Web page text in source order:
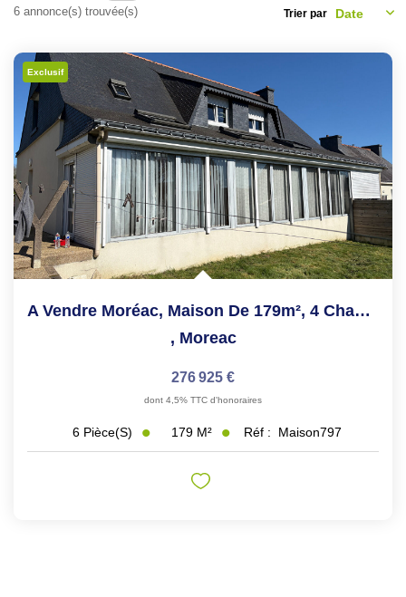
6 annonce(s) trouvée(s) Trier par
Exclusif
A Vendre Moréac, Maison De 179m², 4 Chambres, Sur Un...
, Moreac
276 925 €
dont 4,5% TTC d'honoraires
6 Pièce(s) 179 M² Réf : Maison797